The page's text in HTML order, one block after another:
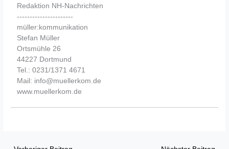
Redaktion NH-Nachrichten
----------------------
müller:kommunikation
Stefan Müller
Ortsmühle 26
44227 Dortmund
Tel.: 0231/1371 4671
Mail: info@muellerkom.de
www.muellerkom.de